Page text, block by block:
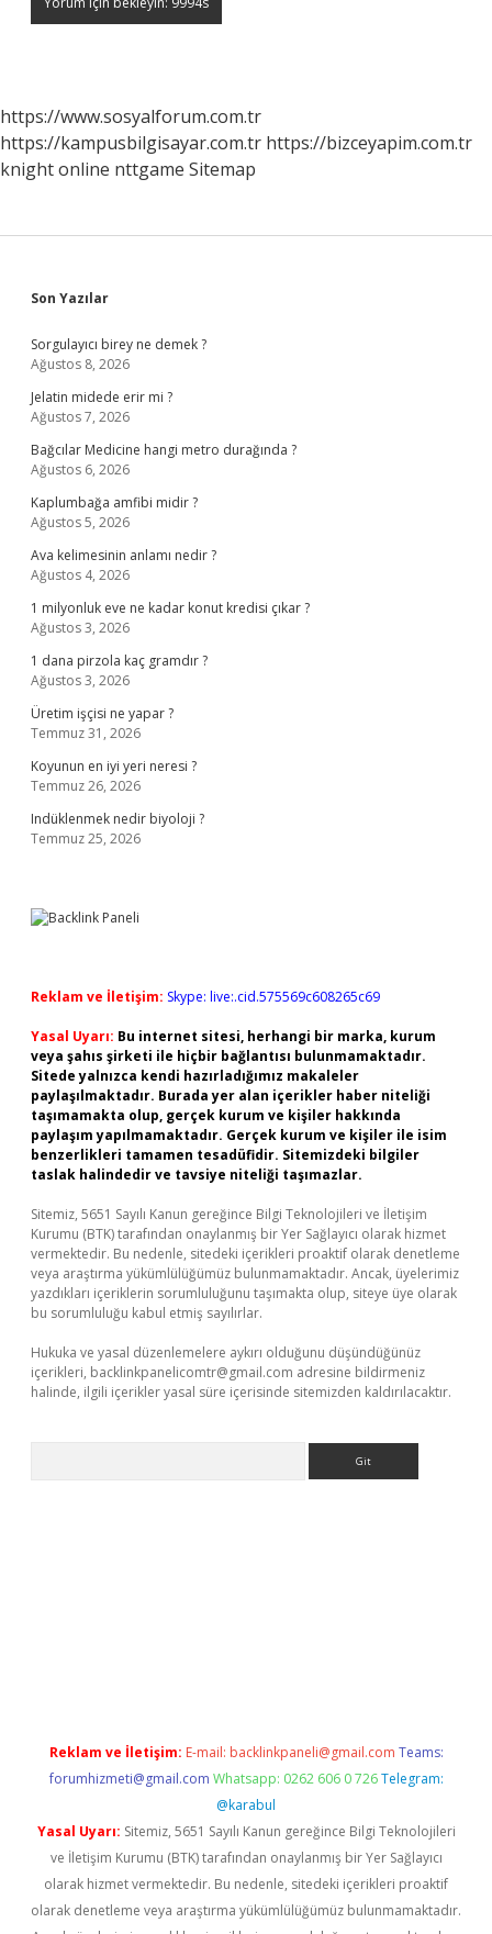
https://www.sosyalforum.com.tr
https://kampusbilgisayar.com.tr https://bizceyapim.com.tr
knight online nttgame Sitemap
Sidebar
Son Yazılar
Sorgulayıcı birey ne demek ?
Ağustos 8, 2026
Jelatin midede erir mi ?
Ağustos 7, 2026
Bağcılar Medicine hangi metro durağında ?
Ağustos 6, 2026
Kaplumbağa amfibi midir ?
Ağustos 5, 2026
Ava kelimesinin anlamı nedir ?
Ağustos 4, 2026
1 milyonluk eve ne kadar konut kredisi çıkar ?
Ağustos 3, 2026
1 dana pirzola kaç gramdır ?
Ağustos 3, 2026
Üretim işçisi ne yapar ?
Temmuz 31, 2026
Koyunun en iyi yeri neresi ?
Temmuz 26, 2026
Indüklenmek nedir biyoloji ?
Temmuz 25, 2026
Reklam ve İletişim: Skype: live:.cid.575569c608265c69
Yasal Uyarı: Bu internet sitesi, herhangi bir marka, kurum
veya şahıs şirketi ile hiçbir bağlantısı bulunmamaktadır.
Sitede yalnızca kendi hazırladığımız makaleler
paylaşılmaktadır. Burada yer alan içerikler haber niteliği
taşımamakta olup, gerçek kurum ve kişiler hakkında
paylaşım yapılmamaktadır. Gerçek kurum ve kişiler ile isim
benzerlikleri tamamen tesadüfidir. Sitemizdeki bilgiler
taslak halindedir ve tavsiye niteliği taşımazlar.
Sitemiz, 5651 Sayılı Kanun gereğince Bilgi Teknolojileri ve İletişim
Kurumu (BTK) tarafından onaylanmış bir Yer Sağlayıcı olarak hizmet
vermektedir. Bu nedenle, sitedeki içerikleri proaktif olarak denetleme
veya araştırma yükümlülüğümüz bulunmamaktadır. Ancak, üyelerimiz
yazdıkları içeriklerin sorumluluğunu taşımakta olup, siteye üye olarak
bu sorumluluğu kabul etmiş sayılırlar.
Hukuka ve yasal düzenlemelere aykırı olduğunu düşündüğünüz
içerikleri, backlinkpanelicomtr@gmail.com adresine bildirmeniz
halinde, ilgili içerikler yasal süre içerisinde sitemizden kaldırılacaktır.
Reklam ve İletişim: E-mail: backlinkpaneli@gmail.com Teams:
forumhizmeti@gmail.com Whatsapp: 0262 606 0 726 Telegram:
@karabul
Yasal Uyarı: Sitemiz, 5651 Sayılı Kanun gereğince Bilgi Teknolojileri
ve İletişim Kurumu (BTK) tarafından onaylanmış bir Yer Sağlayıcı
olarak hizmet vermektedir. Bu nedenle, sitedeki içerikleri proaktif
olarak denetleme veya araştırma yükümlülüğümüz bulunmamaktadır.